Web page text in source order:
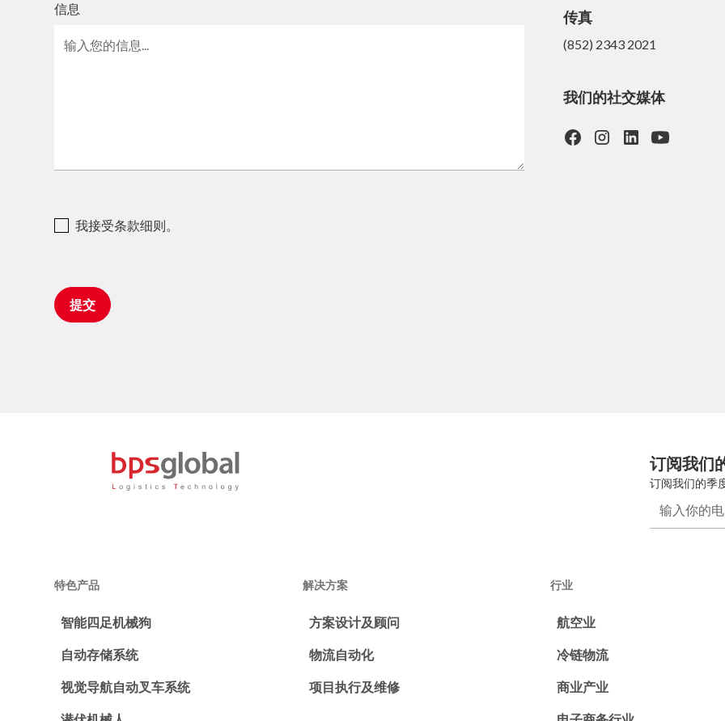
信息
我接受条款细则。
传真
(852) 2343 2021
我们的社交媒体
订阅我们
订阅我们的季
特色产品
智能四足机械狗
自动存储系统
视觉导航自动叉车系统
解决方案
方案设计及顾问
物流自动化
项目执行及维修
行业
航空业
冷链物流
商业产业